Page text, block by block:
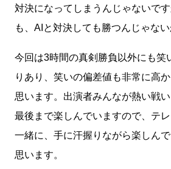
対決になってしまうんじゃないで
も、AIと対決しても勝つんじゃない
今回は3時間の真剣勝負以外にも笑
りあり、笑いの偏差値も非常に高
思います。出演者みんなが熱い戦
最後まで楽しんでいますので、テ
一緒に、手に汗握りながら楽しん
思います。